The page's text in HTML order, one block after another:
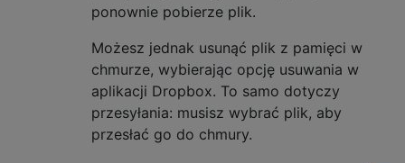
ponownie pobierze plik.
Możesz jednak usunąć plik z pamięci w
chmurze, wybierając opcję usuwania w
aplikacji Dropbox. To samo dotyczy
przesyłania: musisz wybrać plik, aby
przesłać go do chmury.